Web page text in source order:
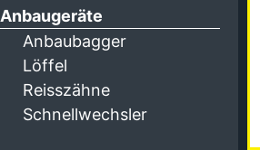
Anbaugeräte
Anbaubagger
Löffel
Reisszähne
Schnellwechsler